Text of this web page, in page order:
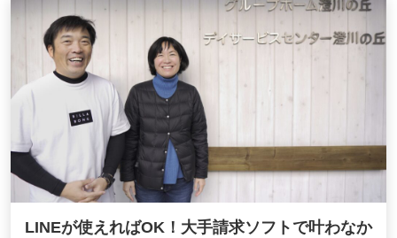
LINEが使えればOK！大手請求ソフトで叶わなか